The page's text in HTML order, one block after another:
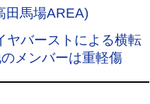
田馬場AREA)
ヤバーストによる横転
メンバーは重軽傷